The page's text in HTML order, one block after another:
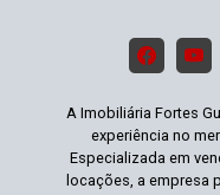
A Imobiliária Fortes
experiência no
Especializada em
locações, a empresa